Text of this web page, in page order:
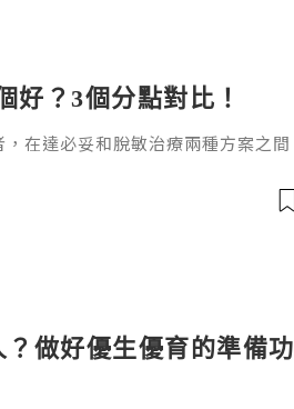
好？3個分點對比！
在達必妥和脫敏治療兩種方案之間
心差異，達必妥和脫敏治療哪個好？
確答案。一、作用原理差異達必妥
做好優生優育的準備功